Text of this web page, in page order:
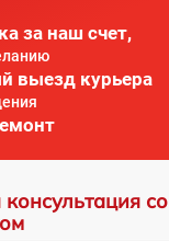
за наш счет,
выезд курьера
со